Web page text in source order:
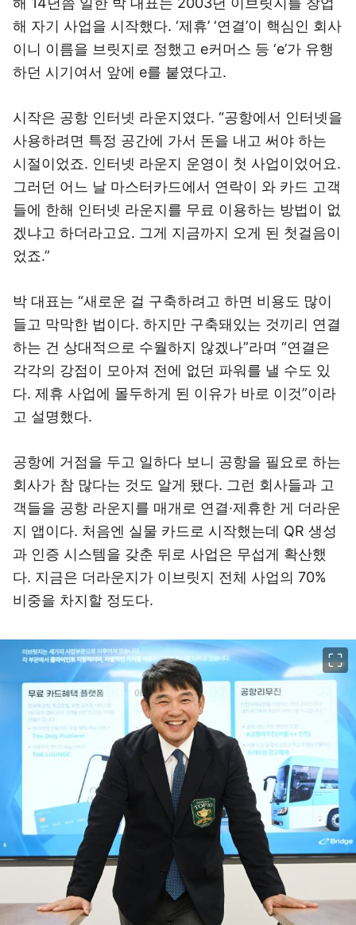
해 자기 사업을 시작했다. ‘제휴’ ‘연결’이 핵심인 회사
이니 이름을 브릿지로 정했고 e커머스 등 ‘e’가 유행
하던 시기여서 앞에 e를 붙였다고.
시작은 공항 인터넷 라운지였다. “공항에서 인터넷을
사용하려면 특정 공간에 가서 돈을 내고 써야 하는
시절이었죠. 인터넷 라운지 운영이 첫 사업이었어요.
그러던 어느 날 마스터카드에서 연락이 와 카드 고객
들에 한해 인터넷 라운지를 무료 이용하는 방법이 없
겠냐고 하더라고요. 그게 지금까지 오게 된 첫걸음이
었죠.”
박 대표는 “새로운 걸 구축하려고 하면 비용도 많이
들고 막막한 법이다. 하지만 구축돼있는 것끼리 연결
하는 건 상대적으로 수월하지 않겠나”라며 “연결은
각각의 강점이 모아져 전에 없던 파워를 낼 수도 있
다. 제휴 사업에 몰두하게 된 이유가 바로 이것”이라
고 설명했다.
공항에 거점을 두고 일하다 보니 공항을 필요로 하는
회사가 참 많다는 것도 알게 됐다. 그런 회사들과 고
객들을 공항 라운지를 매개로 연결·제휴한 게 더라운
지 앱이다. 처음엔 실물 카드로 시작했는데 QR 생성
과 인증 시스템을 갖춘 뒤로 사업은 무섭게 확산했
다. 지금은 더라운지가 이브릿지 전체 사업의 70%
비중을 차지할 정도다.